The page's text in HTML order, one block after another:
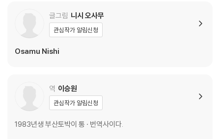
글그림 니시 오사무
관심작가 알림신청
Osamu Nishi
역 이승원
관심작가 알림신청
1983년생 부산토박이 통 · 번역사이다.